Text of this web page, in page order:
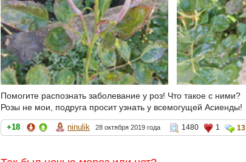
Помогите распознать заболевание у роз! Что такое с ними?
Розы не мои, подруга просит узнать у всемогущей Асиенды!
+18 ninulik 28 октября 2019 года 1480 1 13